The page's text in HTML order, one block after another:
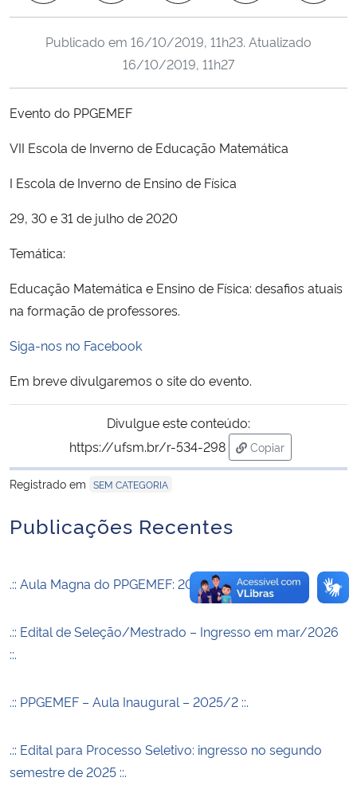
Ministério do Meio Ambiente
Ministério do Turismo
Controladoria-Geral da União
Ministério da Mulher, da Família e dos Direitos Humanos
Gabinete de Segurança Institucional
Advocacia-Geral da União
Publicado em 16/10/2019, 11h23. Atualizado
16/10/2019, 11h27
Evento do PPGEMEF
VII Escola de Inverno de Educação Matemática
I Escola de Inverno de Ensino de Física
29, 30 e 31 de julho de 2020
Temática:
Educação Matemática e Ensino de Física: desafios atuais
na formação de professores.
Siga-nos no Facebook
Em breve divulgaremos o site do evento.
Divulgue este conteúdo:
https://ufsm.br/r-534-298
Copiar
para área de
Registrado em SEM CATEGORIA
Publicações Recentes
.:: Aula Magna do PPGEMEF: 2026/1 ::.
.:: Edital de Seleção/Mestrado – Ingresso em mar/2026
::.
.:: PPGEMEF – Aula Inaugural – 2025/2 ::.
.:: Edital para Processo Seletivo: ingresso no segundo
semestre de 2025 ::.